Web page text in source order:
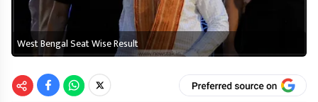
West Bengal Seat Wise Result